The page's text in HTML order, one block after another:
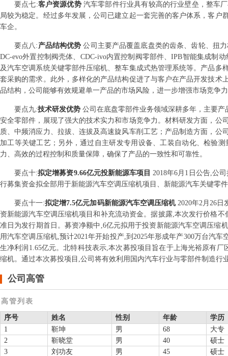
要点七:客户资源优势 汽车零部件行业具有较高的行业壁垒，整车
局较为稳定。经过多年发展，公司已建立起一套完善的客户体系，客
车企。
要点 八 : 产品结构优势公司主要产品覆盖底盘类的齿条、齿轮、扭
DC-evo外置控制阀壳体、CDC-ivo内置控制阀零部件、IPB智能集成制
及汽车空调系统关键零部件压缩机、整车集成式热管理系统等。产品
套采购的需求。此外，多样化的产品结构促进了与客户在产品开发技
品结构，公司能够有效规避单一产品的市场风险，进一步增强市场竞争
要点九:技术研发优势公司在底盘零部件业务领域深耕多年，主要
安全零部件，展现了强大的技术实力和市场竞争力。材料研发方面，
质、中频消应力、拉拔、连拔及高速旋风车削工艺；产品制造方面，
加工等关键工艺；另外，通过自主研发专用设备、工装自动化、检验
力、高效的过程控制和质量保障，确保了产品的一致性和可靠性。
要点十:拟定增募资9.66亿元投新能源车项目2018年6月1日公告,公
行募集资金拟全部用于新能源汽车空调压缩机项目、新能源汽车关键零
要点十一:拟定增7.5亿元加码新能源汽车空调压缩机2020年2月26
资新能源汽车空调压缩机项目和补充流动资金。据披露,本次发行价格
准日为发行期首日。募资净额中,6亿元拟用于投资新能源汽车空调压缩
用汽车空调压缩机,预计2021年开始投产,到2025年形成年产300万台汽
生净利润1.65亿元。北特科技表示,本次募投项目旨在于上海光裕原有
缩机。通过本次募投项目,公司将有效利用国内汽车行业与零部件制造行
公司高管
高管列表
序号 姓名 性别 年龄
学历
1
靳坤 男 68
大专
2
靳晓堂 男 40
硕士
3
刘功友 男 45
硕士